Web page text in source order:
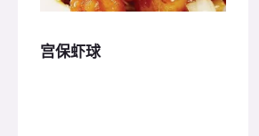
宫保虾球